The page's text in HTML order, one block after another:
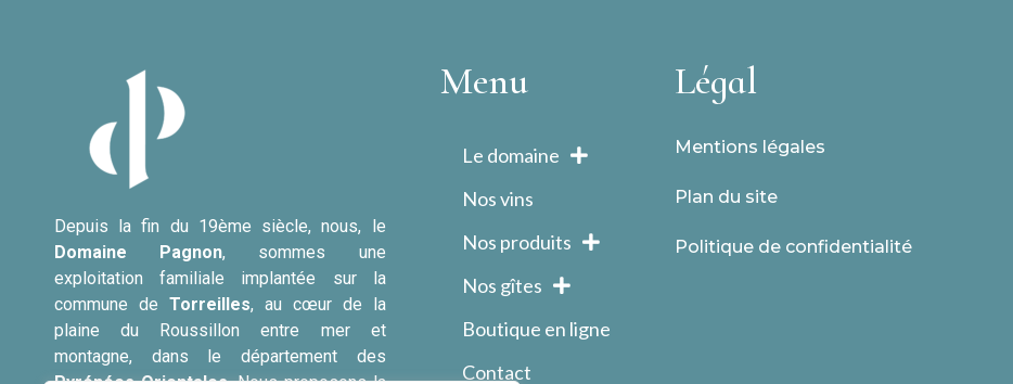
Depuis la fin du 19ème siècle, nous, le
Domaine Pagnon, sommes une
exploitation familiale implantée sur la
commune de Torreilles, au cœur de la
plaine du Roussillon entre mer et
montagne, dans le département des
Menu
Le domaine
Nos vins
Nos produits
Nos gîtes
Boutique en ligne
Contact
Légal
Mentions légales
Plan du site
Politique de confidentialité